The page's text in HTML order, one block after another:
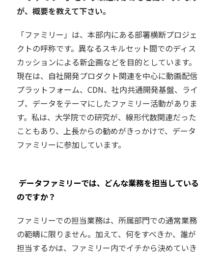
が、概要を教えて下さい。
「ファミリー」は、本部内にある部署横断プロジェ
クトの呼称です。異なるスキルセット間でのディス
カッションによる新企画などを目的としています。
現在は、自社開発プロダクト関連を中心に動画配信
プラットフォーム、CDN、社内共通開発基盤、ライ
ブ、データをテーマにしたファミリー活動がありま
す。私は、大学院での研究が、線形代数関連だった
こともあり、上長からの勧めがきっかけで、データ
ファミリーに参加しています。
データファミリーでは、どんな業務を担当している
のですか？
ファミリーでの担当業務は、所属部門での通常業務
の範疇に限りません。加えて、何をすべきか、誰が
担当するかは、ファミリー内でイチから決めていき